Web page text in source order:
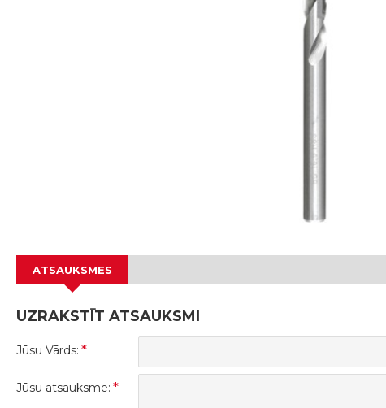
ATSAUKSMES
UZRAKSTĪT ATSAUKSMI
Jūsu Vārds:
Jūsu atsauksme: